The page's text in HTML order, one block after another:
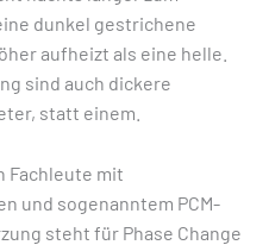
dunkel gestrichene
aufheizt als eine helle.
sind auch dickere
statt einem.
Fachleute mit
und sogenanntem PCM-
steht für Phase Change